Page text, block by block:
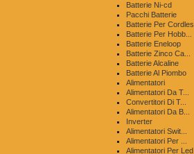
Batterie Ni-cd
Pacchi Batterie
Batterie Per Cordles
Batterie Per Hobb...
Batterie Eneloop
Batterie Zinco Ca...
Batterie Alcaline
Batterie Al Piombo
Alimentatori
Alimentatori Da T...
Convertitori Di T...
Alimentatori Da B...
Inverter
Alimentatori Swit...
Alimentatori Per ...
Alimentatori Per Led